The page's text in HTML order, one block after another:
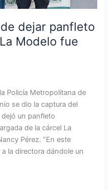
dejar panfleto
Modelo fue
Policía Metropolitana de
se dio la captura del
un panfleto
de la cárcel La
Pérez. “En este
la directora dándole un